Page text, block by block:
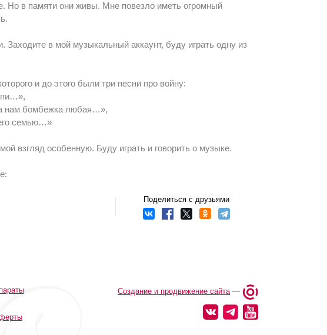
Но в памяти они живы. Мне повезло иметь огромный
в мой музыкальный аккаунт, буду играть одну из
и до этого были три песни про войну:
нам бомбежка любая…»,
семью…»
взгляд особенную. Буду играть и говорить о музыке.
Поделиться с друзьями
Создание и продвижение сайта—